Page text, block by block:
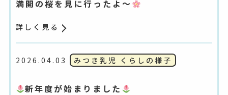
満開の桜を見に行ったよ～
詳しく見る
2026.04.03 みつき乳児 くらしの様子
新年度が始まりました